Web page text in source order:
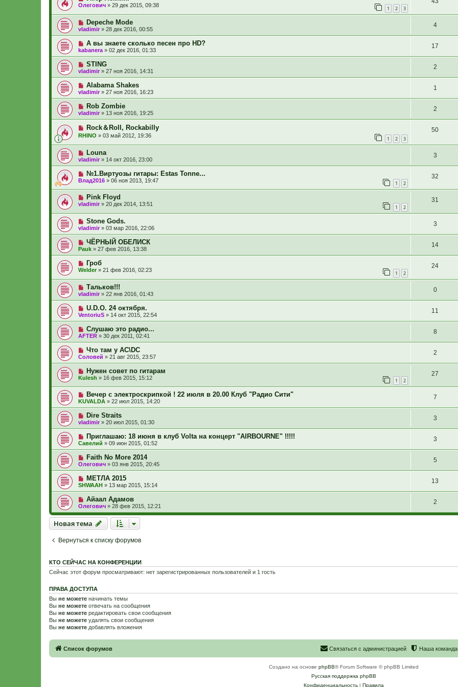
Олегович » 29 дек 2015, 09:38 1 2 3
Depeche Mode
vladimir» 28 дек 2016, 00:55
4
А вы знаете сколько песен про HD?
kabanera » 02 дек 2016, 01:33
17
STING
vladimir» 27 ноя 2016, 14:31
2
Alabama Shakes
vladimir» 27 ноя 2016, 16:23
1
Rob Zombie
vladimir» 13 ноя 2016, 19:25
2
Rock＆Roll, Rockabilly
RHINO » 03 май 2012, 19:36 1 2 3
50
Louna
vladimir» 14 окт 2016, 23:00
3
№1.Виртуозы гитары: Estas Tonne...
Влад2016 » 06 ноя 2013, 19:47 1 2
32
Pink Floyd
vladimir» 20 дек 2014, 13:51 1 2
31
Stone Gods.
vladimir» 03 мар 2016, 22:06
3
ЧЁРНЫЙ ОБЕЛИСК
Pauk » 27 фев 2016, 13:38
14
Гроб
Welder» 21 фев 2016, 02:23 1 2
24
Тальков!!!
vladimir» 22 янв 2016, 01:43
0
U.D.O. 24 октября.
VentoriuS » 14 окт 2015, 22:54
11
Слушаю это радио...
AFTER » 30 дек 2011, 02:41
8
Что там у AC\DC
Соловей » 21 авг 2015, 23:57
2
Нужен совет по гитарам
Kulesh » 16 фев 2015, 15:12 1 2
27
Вечер с электроскрипкой ! 22 июля в 20.00 Клуб "Радио Сити"
KUVALDA » 22 июл 2015, 14:20
7
Dire Straits
vladimir» 20 июл 2015, 01:30
3
Приглашаю: 18 июня в клуб Volta на концерт "AIRBOURNE" !!!!!
Савелий » 09 июн 2015, 01:52
3
Faith No More 2014
Олегович » 03 янв 2015, 20:45
5
МЕТЛА 2015
SHWAAH » 13 мар 2015, 15:14
13
Айаал Адамов
Олегович » 28 фев 2015, 12:21
2
Новая тема
Новаятема
Вернуться к списку форумов
КТО СЕЙЧАС НА КОНФЕРЕНЦИИ
Сейчас этот форум просматривают: нет зарегистрированных пользователей и 1 гость
ПРАВА ДОСТУПА
Вы не можете начинать темы
Вы не можете отвечать на сообщения
Вы не можете редактировать свои сообщения
Вы не можете удалять свои сообщения
Вы не можете добавлять вложения
Список форумов Наша команда
Связаться с
Связаться с администрацией
Создано на основе phpBB® Forum Software © phpBB Limited
Русская поддержка phpBB
Конфиденциальность| Правила